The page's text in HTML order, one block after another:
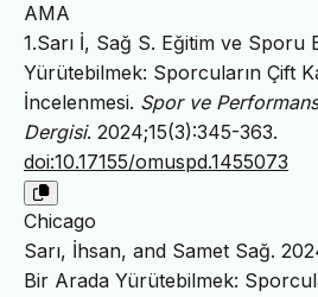
AMA
1.Sarı İ, Sağ S. Eğitim ve Sporu
Yürütebilmek: Sporcuların Çift
İncelenmesi. Spor ve
Dergisi. 2024;15(3):345-363.
doi:10.17155/omuspd.1455073
Chicago
Sarı, İhsan, and Samet Sağ.
Bir Arada Yürütebilmek: